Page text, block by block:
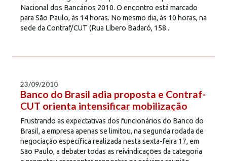
Nacional dos Bancários 2010. O encontro está marcado
para São Paulo, às 14 horas. No mesmo dia, às 10 horas, na
sede da Contraf/CUT (Rua Líbero Badaró, 158...
23/09/2010
Banco do Brasil adia proposta e Contraf-
CUT orienta intensificar mobilização
Frustrando as expectativas dos funcionários do Banco do
Brasil, a empresa apenas se limitou, na segunda rodada de
negociação específica realizada nesta sexta-feira 17, em
São Paulo, a debater todas as reivindicações da categoria